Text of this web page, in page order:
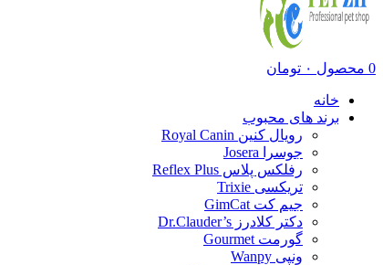
0 محصول ۰ تومان
خانه
برند های محبوب
رویال کنین Royal Canin
جوسرا Josera
رفلکس پلاس Reflex Plus
تریکسی Trixie
جیم کت GimCat
دکتر کلادرز Dr.Clauder’s
گورمت Gourmet
ونپی Wanpy